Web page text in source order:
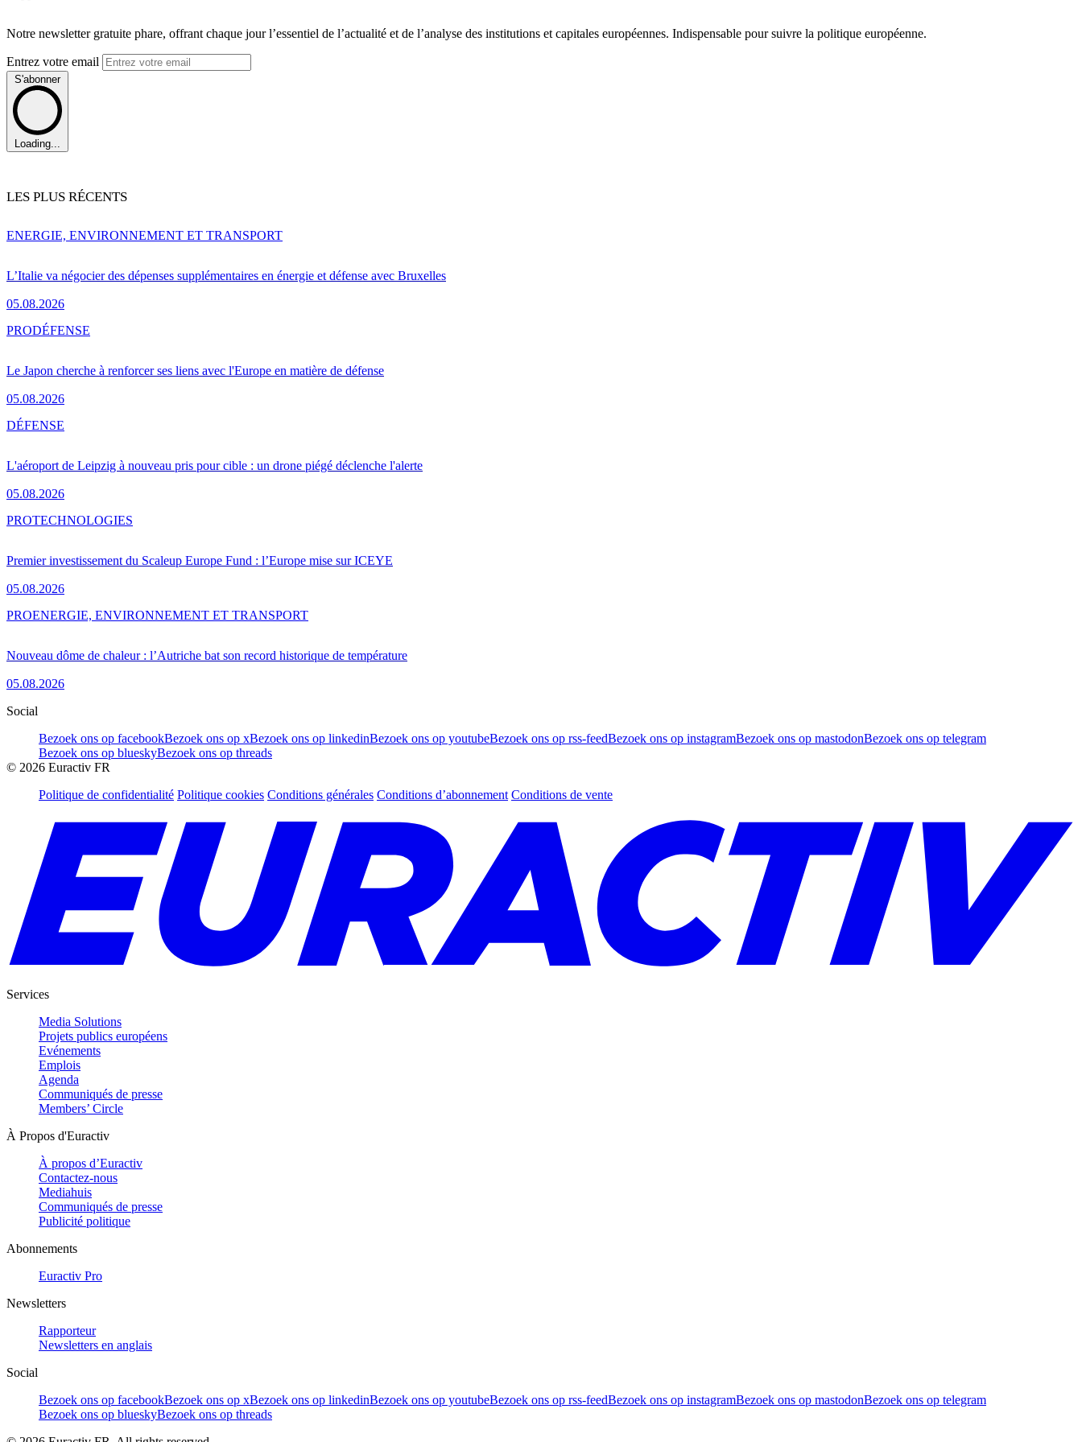
Notre newsletter gratuite phare, offrant chaque jour l’essentiel de l’actualité et de l’analyse des institutions et capitales européennes. Indispensable pour suivre la politique européenne.
Entrez votre email
S'abonner
Loading...
LES PLUS RÉCENTS
L’Italie va négocier des dépenses supplémentaires en énergie et défense avec Bruxelles
05.08.2026
ENERGIE, ENVIRONNEMENT ET TRANSPORT
Le Japon cherche à renforcer ses liens avec l'Europe en matière de défense
05.08.2026
PRODÉFENSE
L'aéroport de Leipzig à nouveau pris pour cible : un drone piégé déclenche l'alerte
05.08.2026
DÉFENSE
Premier investissement du Scaleup Europe Fund : l’Europe mise sur ICEYE
05.08.2026
PROTECHNOLOGIES
Nouveau dôme de chaleur : l’Autriche bat son record historique de température
05.08.2026
PROENERGIE, ENVIRONNEMENT ET TRANSPORT
Social
Bezoek ons op facebookBezoek ons op xBezoek ons op linkedinBezoek ons op youtubeBezoek ons op rss-feedBezoek ons op instagramBezoek ons op mastodonBezoek ons op telegram
Bezoek ons op blueskyBezoek ons op threads
© 2026 Euractiv FR
Politique de confidentialité Politique cookies Conditions générales Conditions d’abonnement Conditions de vente
Services
Media Solutions
Projets publics européens
Evénements
Emplois
Agenda
Communiqués de presse
Members’ Circle
À Propos d'Euractiv
À propos d’Euractiv
Contactez-nous
Mediahuis
Communiqués de presse
Publicité politique
Abonnements
Euractiv Pro
Newsletters
Rapporteur
Newsletters en anglais
Social
Bezoek ons op facebookBezoek ons op xBezoek ons op linkedinBezoek ons op youtubeBezoek ons op rss-feedBezoek ons op instagramBezoek ons op mastodonBezoek ons op telegram
Bezoek ons op blueskyBezoek ons op threads